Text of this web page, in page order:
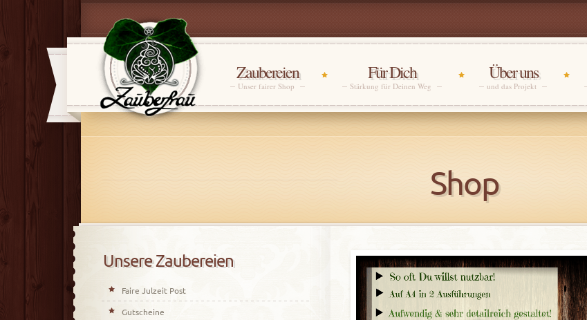
Zaubereien
Unser fairer Shop
Für Dich
Stärkung für Deinen Weg
Über uns
und das Projekt
Shop
Unsere Zaubereien
Faire Julzeit Post
Gutscheine